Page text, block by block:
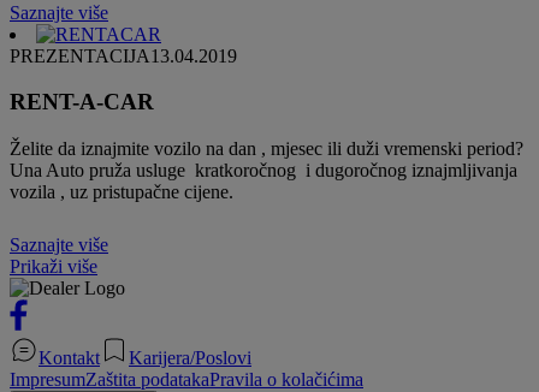
Saznajte više
PREZENTACIJA13.04.2019
RENT-A-CAR
Želite da iznajmite vozilo na dan , mjesec ili duži vremenski period?
Una Auto pruža usluge kratkoročnog i dugoročnog iznajmljivanja
vozila , uz pristupačne cijene.
Saznajte više
Prikaži više
Kontakt
Karijera/Poslovi
ImpresumZaštita podatakaPravila o kolačićima